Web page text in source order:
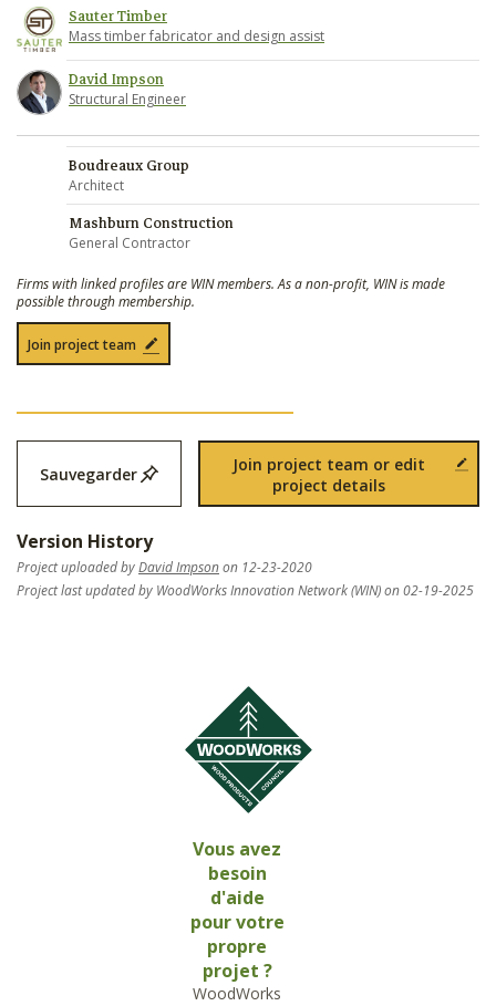
Sauter Timber
Mass timber fabricator and design assist
David Impson
Structural Engineer
Boudreaux Group
Architect
Mashburn Construction
General Contractor
Firms with linked profiles are WIN members. As a non-profit, WIN is made
possible through membership.
Join project team
Sauvegarder
Join project team or edit
project details
Version History
Project uploaded byDavid Impsonon 12-23-2020
Project last updated by WoodWorks Innovation Network (WIN) on 02-19-2025
Vous avez
besoin
d'aide
pour votre
propre
projet ?
WoodWorks